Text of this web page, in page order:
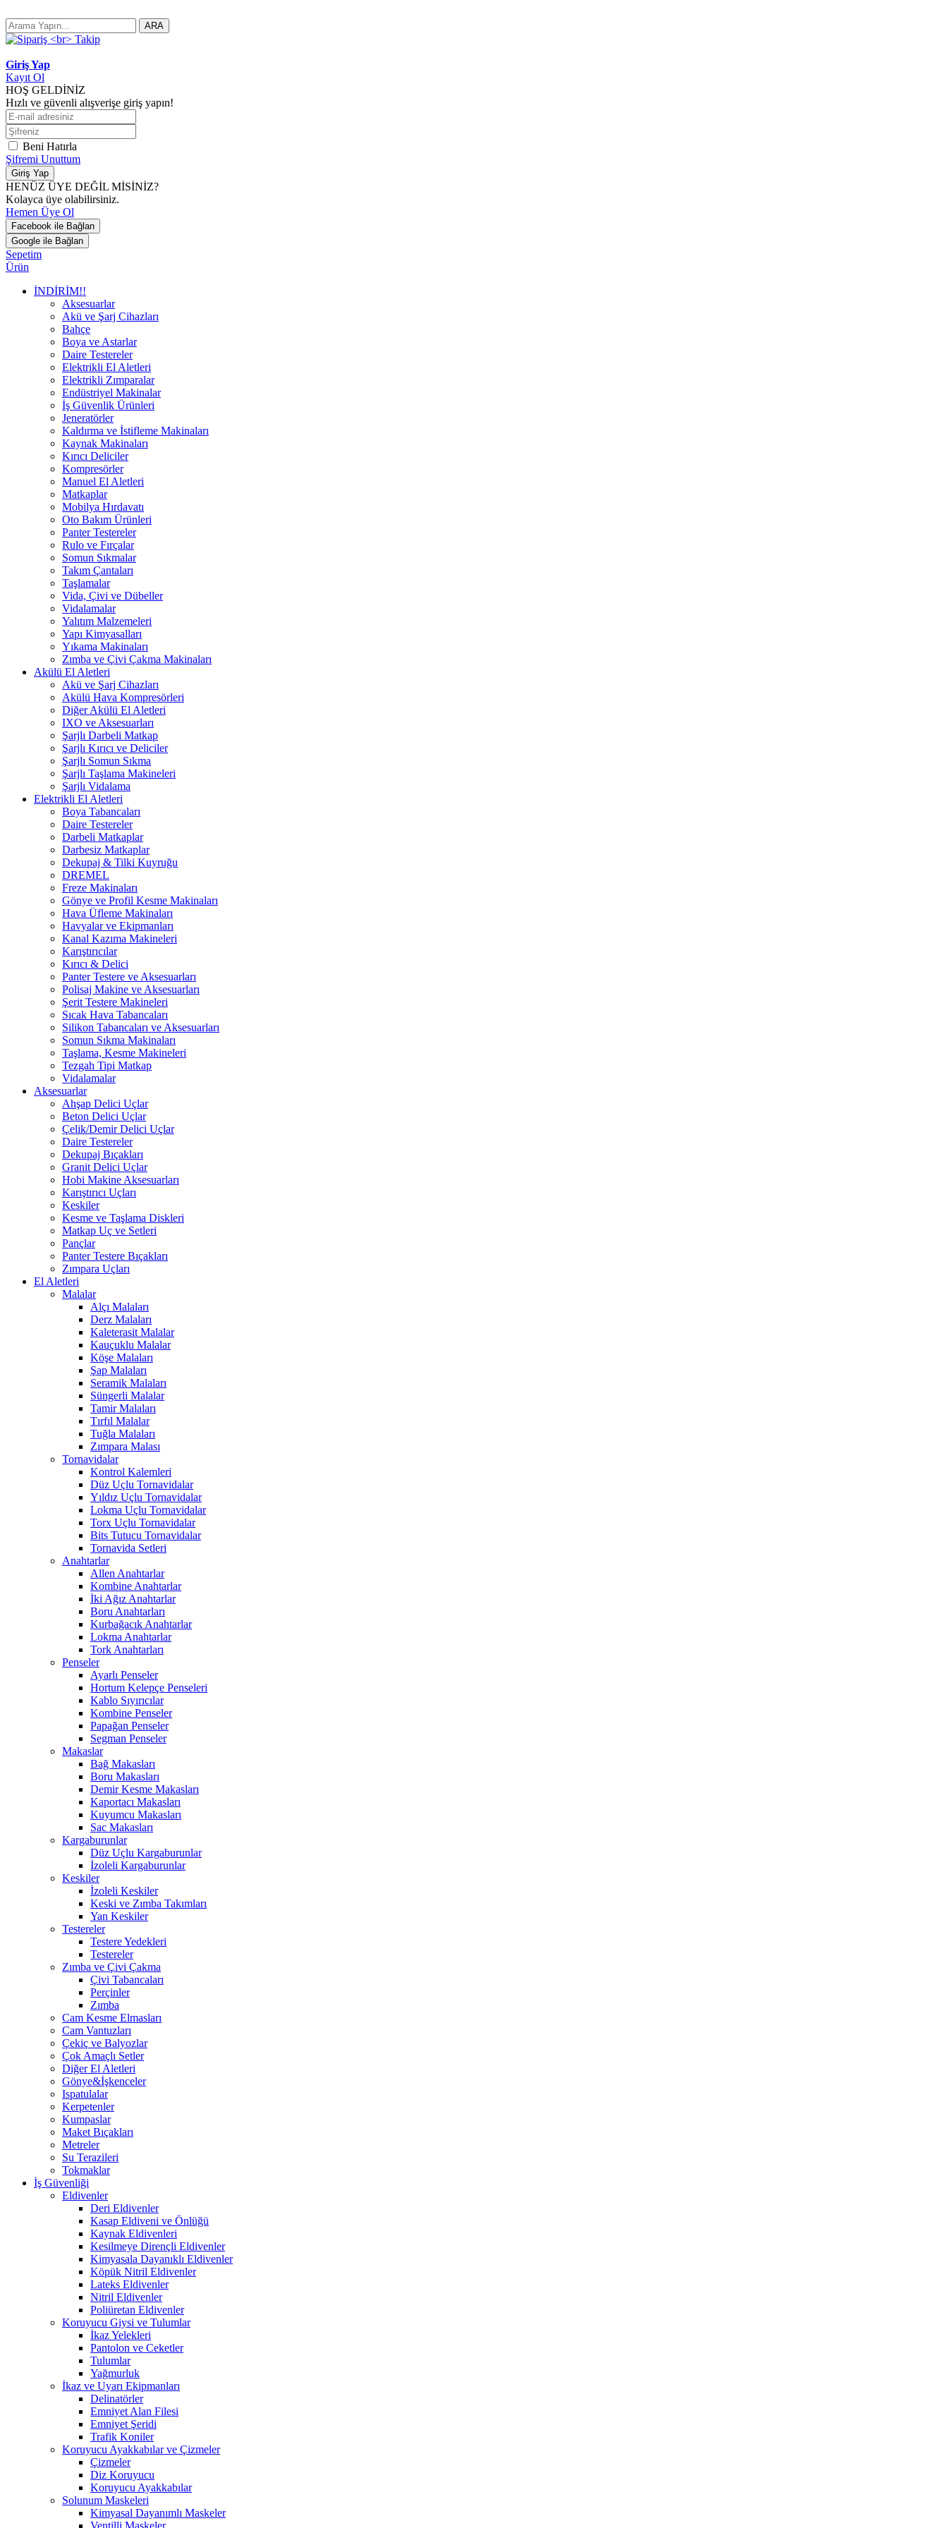
ARA
Giriş Yap
Kayıt Ol
HOŞ GELDİNİZ
Hızlı ve güvenli alışverişe giriş yapın!
Beni Hatırla
Şifremi Unuttum
Giriş Yap
HENÜZ ÜYE DEĞİL MİSİNİZ?
Kolayca üye olabilirsiniz.
Hemen Üye Ol
Facebook ile Bağlan
Google ile Bağlan
Sepetim
Ürün
İNDİRİM!!
Aksesuarlar
Akü ve Şarj Cihazları
Bahçe
Boya ve Astarlar
Daire Testereler
Elektrikli El Aletleri
Elektrikli Zımparalar
Endüstriyel Makinalar
İş Güvenlik Ürünleri
Jeneratörler
Kaldırma ve İstifleme Makinaları
Kaynak Makinaları
Kırıcı Deliciler
Kompresörler
Manuel El Aletleri
Matkaplar
Mobilya Hırdavatı
Oto Bakım Ürünleri
Panter Testereler
Rulo ve Fırçalar
Somun Sıkmalar
Takım Çantaları
Taşlamalar
Vida, Çivi ve Dübeller
Vidalamalar
Yalıtım Malzemeleri
Yapı Kimyasalları
Yıkama Makinaları
Zımba ve Çivi Çakma Makinaları
Akülü El Aletleri
Akü ve Şarj Cihazları
Akülü Hava Kompresörleri
Diğer Akülü El Aletleri
IXO ve Aksesuarları
Şarjlı Darbeli Matkap
Şarjlı Kırıcı ve Deliciler
Şarjlı Somun Sıkma
Şarjlı Taşlama Makineleri
Şarjlı Vidalama
Elektrikli El Aletleri
Boya Tabancaları
Daire Testereler
Darbeli Matkaplar
Darbesiz Matkaplar
Dekupaj & Tilki Kuyruğu
DREMEL
Freze Makinaları
Gönye ve Profil Kesme Makinaları
Hava Üfleme Makinaları
Havyalar ve Ekipmanları
Kanal Kazıma Makineleri
Karıştırıcılar
Kırıcı & Delici
Panter Testere ve Aksesuarları
Polisaj Makine ve Aksesuarları
Şerit Testere Makineleri
Sıcak Hava Tabancaları
Silikon Tabancaları ve Aksesuarları
Somun Sıkma Makinaları
Taşlama, Kesme Makineleri
Tezgah Tipi Matkap
Vidalamalar
Aksesuarlar
Ahşap Delici Uçlar
Beton Delici Uçlar
Çelik/Demir Delici Uçlar
Daire Testereler
Dekupaj Bıçakları
Granit Delici Uçlar
Hobi Makine Aksesuarları
Karıştırıcı Uçları
Keskiler
Kesme ve Taşlama Diskleri
Matkap Uç ve Setleri
Pançlar
Panter Testere Bıçakları
Zımpara Uçları
El Aletleri
Malalar
Alçı Malaları
Derz Malaları
Kaleterasit Malalar
Kauçuklu Malalar
Köşe Malaları
Şap Malaları
Seramik Malaları
Süngerli Malalar
Tamir Malaları
Tırfıl Malalar
Tuğla Malaları
Zımpara Malası
Tornavidalar
Kontrol Kalemleri
Düz Uçlu Tornavidalar
Yıldız Uçlu Tornavidalar
Lokma Uçlu Tornavidalar
Torx Uçlu Tornavidalar
Bits Tutucu Tornavidalar
Tornavida Setleri
Anahtarlar
Allen Anahtarlar
Kombine Anahtarlar
İki Ağız Anahtarlar
Boru Anahtarları
Kurbağacık Anahtarlar
Lokma Anahtarlar
Tork Anahtarları
Penseler
Ayarlı Penseler
Hortum Kelepçe Penseleri
Kablo Sıyırıcılar
Kombine Penseler
Papağan Penseler
Segman Penseler
Makaslar
Bağ Makasları
Boru Makasları
Demir Kesme Makasları
Kaportacı Makasları
Kuyumcu Makasları
Sac Makasları
Kargaburunlar
Düz Uçlu Kargaburunlar
İzoleli Kargaburunlar
Keskiler
İzoleli Keskiler
Keski ve Zımba Takımları
Yan Keskiler
Testereler
Testere Yedekleri
Testereler
Zımba ve Çivi Çakma
Çivi Tabancaları
Perçinler
Zımba
Cam Kesme Elmasları
Cam Vantuzları
Çekiç ve Balyozlar
Çok Amaçlı Setler
Diğer El Aletleri
Gönye&İşkenceler
Ispatulalar
Kerpetenler
Kumpaslar
Maket Bıçakları
Metreler
Su Terazileri
Tokmaklar
İş Güvenliği
Eldivenler
Deri Eldivenler
Kasap Eldiveni ve Önlüğü
Kaynak Eldivenleri
Kesilmeye Dirençli Eldivenler
Kimyasala Dayanıklı Eldivenler
Köpük Nitril Eldivenler
Lateks Eldivenler
Nitril Eldivenler
Poliüretan Eldivenler
Koruyucu Giysi ve Tulumlar
İkaz Yelekleri
Pantolon ve Ceketler
Tulumlar
Yağmurluk
İkaz ve Uyarı Ekipmanları
Delinatörler
Emniyet Alan Filesi
Emniyet Şeridi
Trafik Koniler
Koruyucu Ayakkabılar ve Çizmeler
Çizmeler
Diz Koruyucu
Koruyucu Ayakkabılar
Solunum Maskeleri
Kimyasal Dayanımlı Maskeler
Ventilli Maskeler